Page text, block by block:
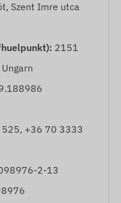
Szent Imre utca
2151
+36 70 3333
2-13